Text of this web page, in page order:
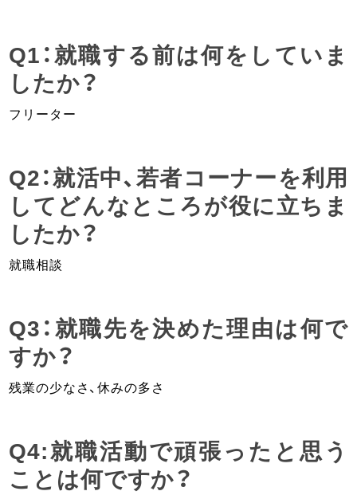
Q1：就職する前は何をしていま
したか？
フリーター
Q2：就活中、若者コーナーを利用
してどんなところが役に立ちま
したか？
就職相談
Q3：就職先を決めた理由は何で
すか？
残業の少なさ、休みの多さ
Q4:就職活動で頑張ったと思う
ことは何ですか？